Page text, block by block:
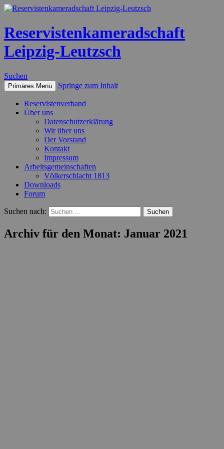
Reservistenkameradschaft
Leipzig-Leutzsch
Suchen
Primäres Menü Springe zum Inhalt
Reservistenverband
Über uns
Datenschutzerklärung
Wir über uns
Der Vorstand
Kontakt
Impressum
Arbeitsgemeinschaften
Völkerschlacht 1813
Downloads
Forum
Suchen nach:
Archiv für den Monat: Januar 2021